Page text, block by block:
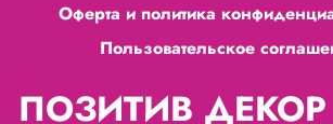
Оферта и политика
Пользовательское
ПОЗИТИВ ДЕКОР